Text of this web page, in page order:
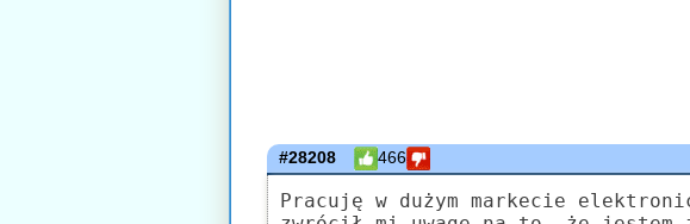
#28208 466
Pracuję w dużym markecie